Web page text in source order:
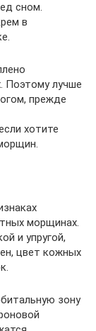
сном.
в
Поэтому лучше
прежде
хотите
морщинах.
и упругой,
цвет кожных
зону